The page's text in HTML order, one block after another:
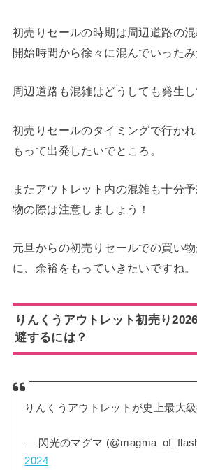
初売りセールの時期は周辺道路の
開始時間から徐々に混んでいったみ
周辺道路も混雑はどうしても発生し
初売りセールのタイミングで行か
もって出発したいでところ。
またアウトレット内の混雑も十分
物の際は注意しましょう！
元旦からの初売りセールでの買い
に、余裕をもっていきたいですね。
りんくうアウトレット初売り
避するには？
りんくうアウトレットが史上最大
— 閃光のマグマ
2024